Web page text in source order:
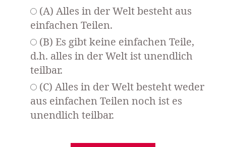
(A) Alles in der Welt besteht aus
einfachen Teilen.
(B) Es gibt keine einfachen Teile,
d.h. alles in der Welt ist unendlich
teilbar.
(C) Alles in der Welt besteht weder
aus einfachen Teilen noch ist es
unendlich teilbar.